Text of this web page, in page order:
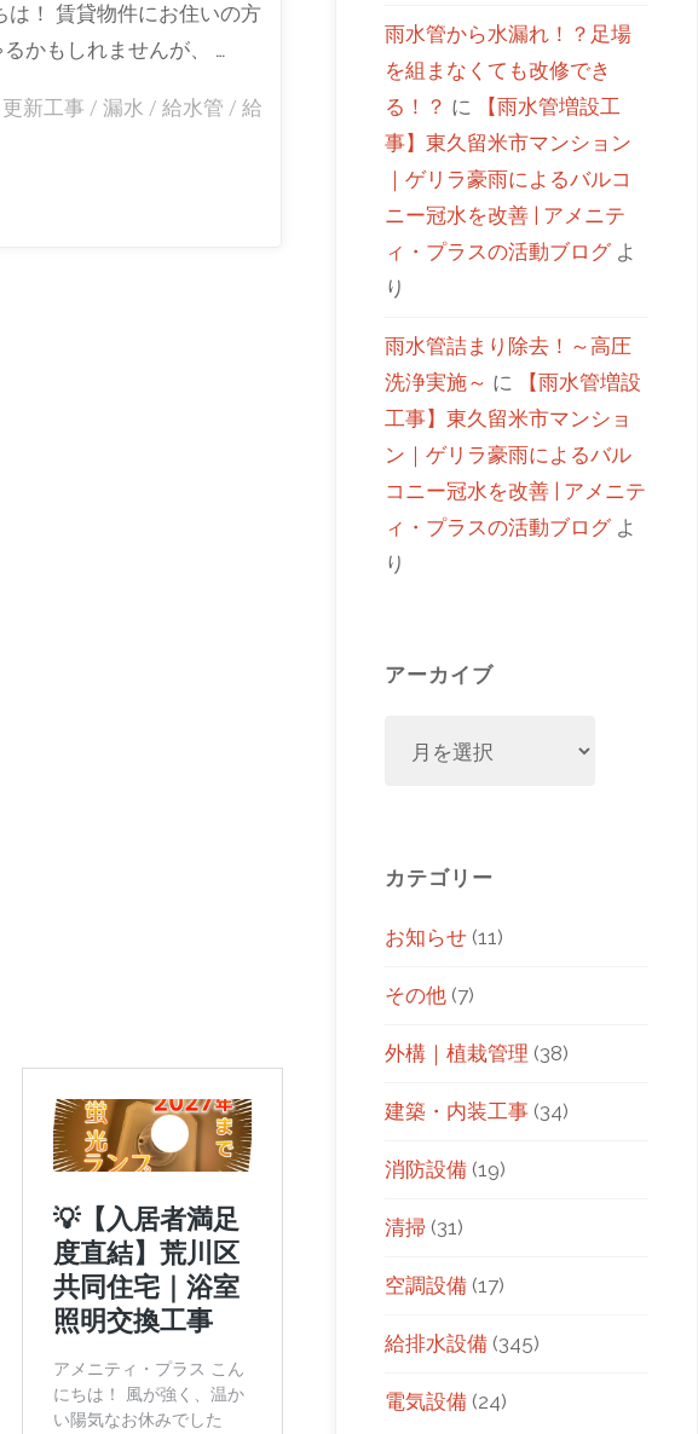
は！ 賃貸物件にお住いの方
かもしれませんが、 …
更新工事 / 漏水 / 給水管 / 給
雨水管から水漏れ！？足場
を組まなくても改修でき
る！？ に
【雨水管増設工
事】東久留米市マンション
｜ゲリラ豪雨によるバルコ
ニー冠水を改善 | アメニテ
ィ・プラスの活動ブログよ
り
雨水管詰まり除去！～高圧
洗浄実施～ に
【雨水管増設
工事】東久留米市マンショ
ン｜ゲリラ豪雨によるバル
コニー冠水を改善 | アメニテ
ィ・プラスの活動ブログよ
り
アーカイブ
カテゴリー
お知らせ (11)
その他 (7)
外構｜植栽管理 (38)
建築・内装工事 (34)
消防設備 (19)
清掃 (31)
空調設備 (17)
給排水設備 (345)
電気設備 (24)